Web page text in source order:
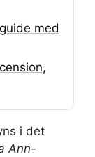
med
i det
Ann-